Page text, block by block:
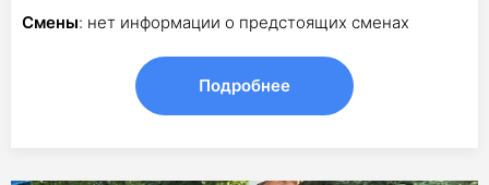
Смены: нет информации о предстоящих сменах
Подробнее